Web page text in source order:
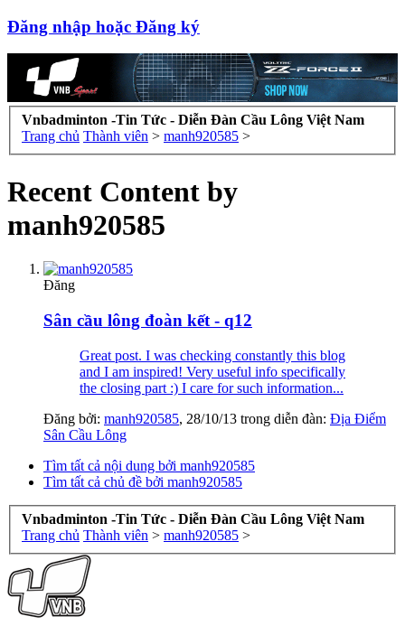
Đăng nhập hoặc Đăng ký
Vnbadminton -Tin Tức - Diễn Đàn Cầu Lông Việt Nam
Trang chủ Thành viên > manh920585 >
Recent Content by
manh920585
Đăng
Sân cầu lông đoàn kết - q12
Great post. I was checking constantly this blog
and I am inspired! Very useful info specifically
the closing part :) I care for such information...
Đăng bởi: manh920585, 28/10/13 trong diễn đàn: Địa Điểm
Sân Cầu Lông
Tìm tất cả nội dung bởi manh920585
Tìm tất cả chủ đề bởi manh920585
Vnbadminton -Tin Tức - Diễn Đàn Cầu Lông Việt Nam
Trang chủ Thành viên > manh920585 >